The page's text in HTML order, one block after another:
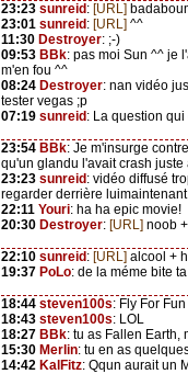
23:23 sunreid : [URL]
23:01 sunreid : [URL] ^^
11:30 Destroyer: ;-)
09:53 BBk: pas moi Sun ^^ je
m'en fou ^^
08:24 Destroyer: nan vidéo
tester vegas ;p
07:19 sunreid : La question
23:54 BBk: Je m'insurge
qu'un glandu l'avait crash juste
23:23 sunreid : vidéo diffusé
regarder derrière
22:11 Youri: ha ha epic movie!
20:30 Destroyer: [URL] noob
22:10 sunreid : [URL] alcool +
19:37 PoLo: de la méme bite
18:44 steven100s: Fly For
18:43 steven100s: LOL
18:27 BBk: tu as Fallen Earth,
15:30 Merlin: tu en as
14:42 KalFitz: Qqun aurait un